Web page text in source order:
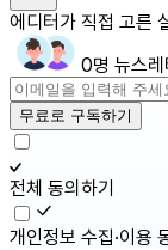
에디터가 직접 고른
0명 뉴스레
무료로 구독하기
전체 동의하기
개인정보 수집·이용